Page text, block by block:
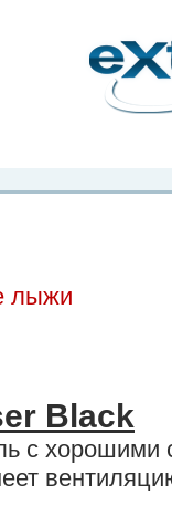
лыжи
Black
с хорошими